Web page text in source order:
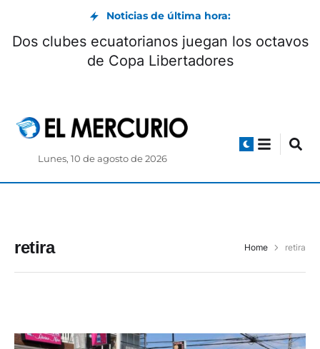
Noticias de última hora:
Dos clubes ecuatorianos juegan los octavos
de Copa Libertadores
Lunes, 10 de agosto de 2026
retira Home retira